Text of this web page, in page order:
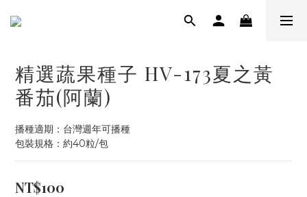
精選蔬果種子 HV-173夏之黃
番茄(阿蘭)
播種適期：台灣週年可播種
包裝規格：約40粒/包
NT$100